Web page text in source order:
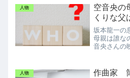
人物
空音央の
くりな父
坂本龍一の
母親は誰な
音央さんの
人物
作曲家